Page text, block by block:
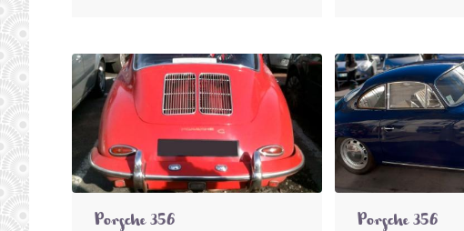
Porsche 356 Porsche 356